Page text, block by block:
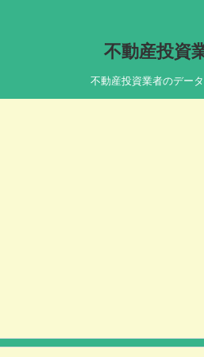
不動産投資
不動産投資業者のデータ